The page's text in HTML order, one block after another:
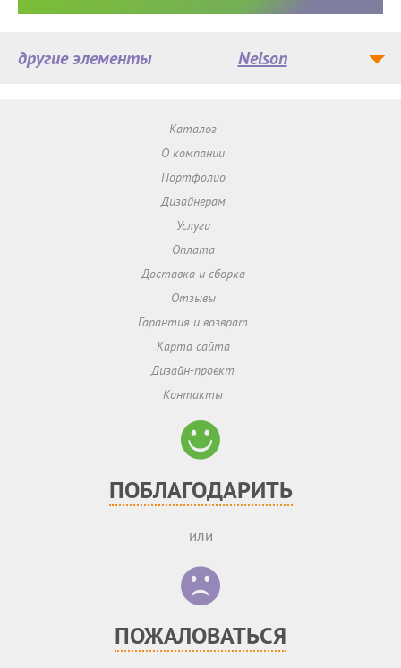
другие элементы Nelson
Каталог
О компании
Портфолио
Дизайнерам
Услуги
Оплата
Доставка и сборка
Отзывы
Гарантия и возврат
Карта сайта
Дизайн-проект
Контакты
ПОБЛАГОДАРИТЬ
или
ПОЖАЛОВАТЬСЯ